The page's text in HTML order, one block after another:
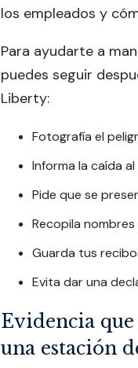
los empleados y
Para ayudarte a
puedes seguir
Liberty:
Fotografía el
Informa la caída
Pide que se
Recopila
Guarda tus
Evita dar una
Evidencia
una estación